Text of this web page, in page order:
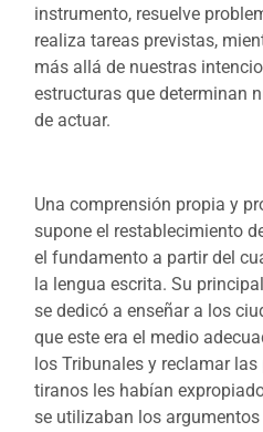
instrumento, resuelve
realiza tareas previstas,
más allá de nuestras
estructuras que determinan
de actuar.
Una comprensión propia y
supone el restablecimiento
el fundamento a partir del
la lengua escrita. Su
se dedicó a enseñar a los
que este era el medio
los Tribunales y reclamar
tiranos les habían
se utilizaban los